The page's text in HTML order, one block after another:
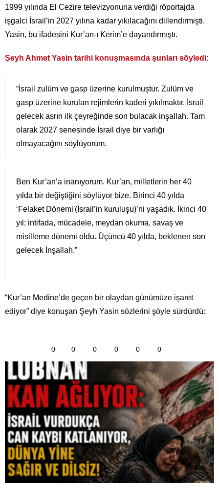
1999 yılında El Cezire televizyonuna verdiği röportajda
işgalci İsrail’in 2027 yılına kadar yıkılacağını dillendirmişti.
Yasin, bu ifadesini Kur’an-ı Kerim’e dayandırmıştı.
Şeyh Ahmet Yasin tarihi konuşmasında şunları söyledi:
“İsrail zulüm ve gasp üzerine kurulmuştur. Zulüm ve
gasp üzerine kurulan rejimlerin kaderi yıkılmaktır. İsrail
gelecek asrın ilk çeyreğinde son bulacak inşallah. Tam
olarak 2027 senesinde İsrail diye bir varlığı
olmayacağını söylüyorum.
Ben Kur’an’a inanıyorum. Kur’an, milletlerin her 40
yılda bir değiştiğini söylüyor bize. Birinci 40 yılda
‘Felaket Dönemi'(İsrail’in kuruluşu)’ni yaşadık. İkinci 40
yıl; intifada, mücadele, meydan okuma, savaş ve
misilleme dönemi oldu. Üçüncü 40 yılda, beklenen son
gelecek İnşallah.”
“Kur’an Medine’de geçen bir olaydan günümüze işaret
ediyor” diye konuşan Şeyh Yasin sözlerini şöyle sürdürdü:
0 0 0 0 0 0